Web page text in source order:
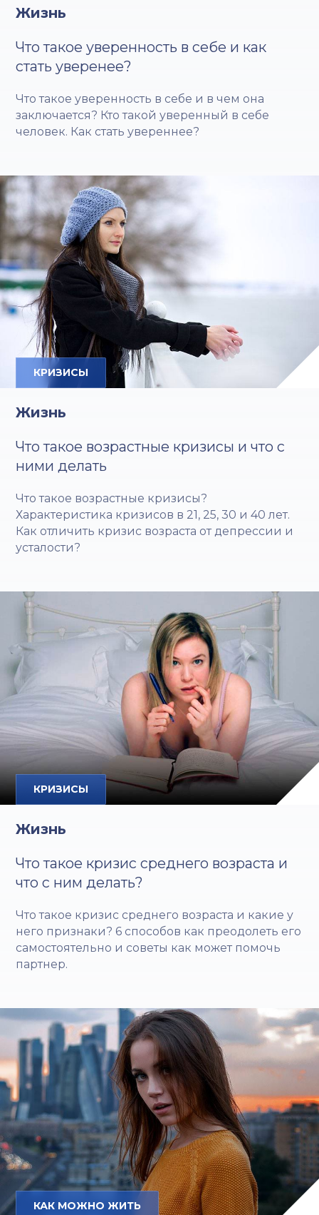
Жизнь
Что такое уверенность в себе и как
стать уверенее?
Что такое уверенность в себе и в чем она
заключается? Кто такой уверенный в себе
человек. Как стать увереннее?
КРИЗИСЫ
Жизнь
Что такое возрастные кризисы и что с
ними делать
Что такое возрастные кризисы?
Характеристика кризисов в 21, 25, 30 и 40 лет.
Как отличить кризис возраста от депрессии и
усталости?
КРИЗИСЫ
Жизнь
Что такое кризис среднего возраста и
что с ним делать?
Что такое кризис среднего возраста и какие у
него признаки? 6 способов как преодолеть его
самостоятельно и советы как может помочь
партнер.
КАК МОЖНО ЖИТЬ